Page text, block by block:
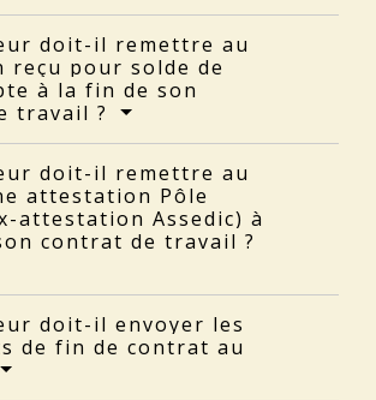
doit-il remettre au
reçu pour solde de
à la fin de son
travail ?
doit-il remettre au
attestation Pôle
attestation Assedic) à
contrat de travail ?
doit-il envoyer les
de fin de contrat au